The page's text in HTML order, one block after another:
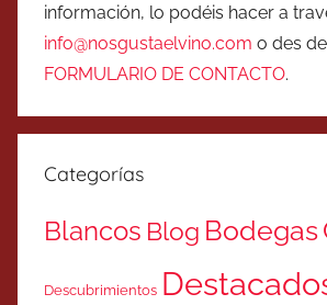
información, lo podéis hacer a
info@nosgustaelvino.com o des
FORMULARIO DE CONTACTO.
Categorías
Blancos Blog Bodegas
Descubrimientos